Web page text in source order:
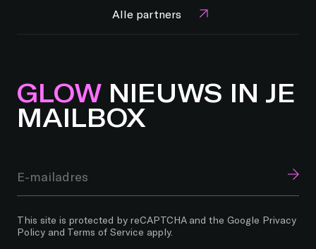
Alle partners
GLOWNIEUWS IN JE
MAILBOX
This site is protected by reCAPTCHA and the Google Privacy
Policy and Terms of Service apply.